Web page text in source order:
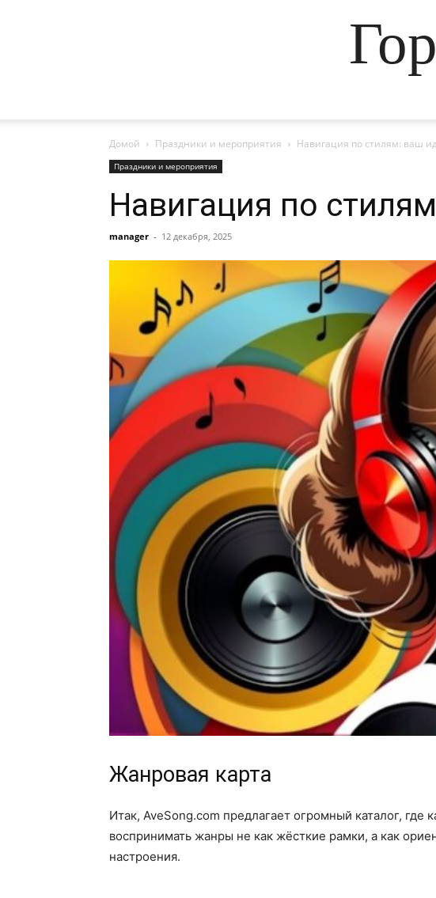
Домой Праздники и мероприятия Навигация по стилям: ваш
Праздники и мероприятия
Навигация по
manager - 12 декабря, 2025
Жанровая карта
Итак, AveSong.com предлагает огромный каталог,
воспринимать жанры не как жёсткие рамки, а как
настроения.